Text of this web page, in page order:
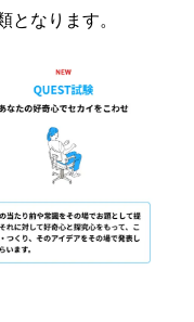
となります。